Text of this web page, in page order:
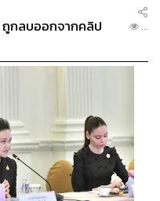
านก็ปะทุขึ้น ปิดกั้น
น้ำมันโลก และส่งผลให้
งสายการบิน รองจาก
กลบออกจากคลิป
...